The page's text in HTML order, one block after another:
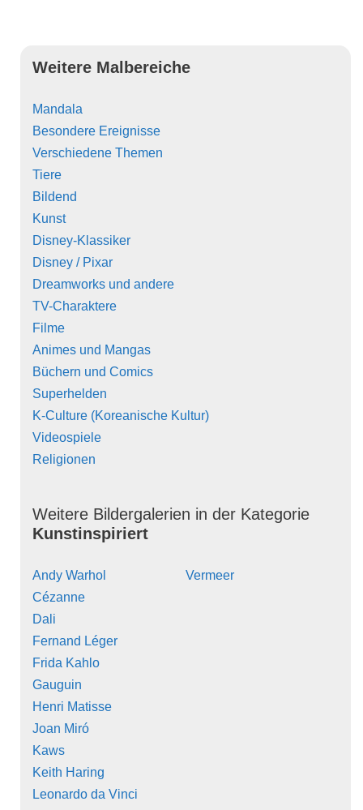
Weitere Malbereiche
Mandala
Besondere Ereignisse
Verschiedene Themen
Tiere
Bildend
Kunst
Disney-Klassiker
Disney / Pixar
Dreamworks und andere
TV-Charaktere
Filme
Animes und Mangas
Büchern und Comics
Superhelden
K-Culture (Koreanische Kultur)
Videospiele
Religionen
Weitere Bildergalerien in der Kategorie
Kunstinspiriert
Andy Warhol
Cézanne
Dali
Fernand Léger
Frida Kahlo
Gauguin
Henri Matisse
Joan Miró
Kaws
Keith Haring
Leonardo da Vinci
Vermeer